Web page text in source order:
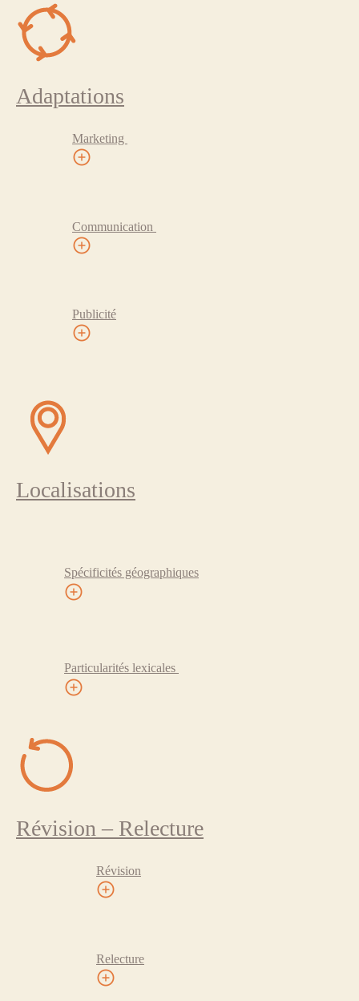
Adaptations
Marketing
Communication
Publicité
Localisations
Spécificités géographiques
Particularités lexicales
Révision – Relecture
Révision
Relecture